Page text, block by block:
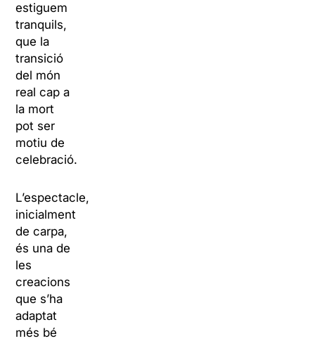
estiguem
tranquils,
que la
transició
del món
real cap a
la mort
pot ser
motiu de
celebració.
L’espectacle,
inicialment
de carpa,
és una de
les
creacions
que s’ha
adaptat
més bé